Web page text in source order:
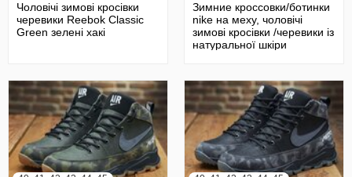
Чоловічі зимові кросівки
черевики Reebok Classic
Green зелені хакі
Зимние кроссовки/ботинки
nike на меху, чоловічі
зимові кросівки /черевики із
натуральної шкіри